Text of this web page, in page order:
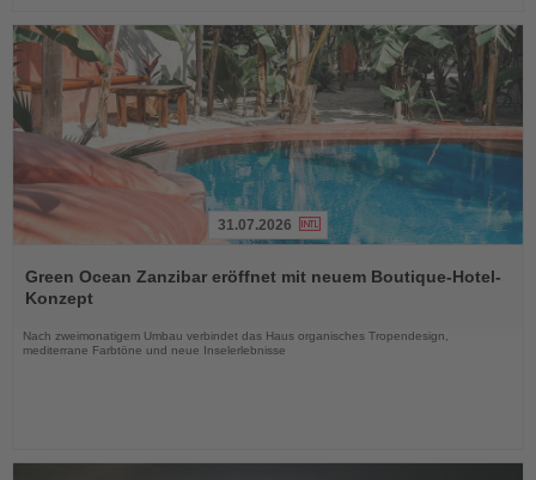
Sie
die
Nachrichten
31.07.2026
Green Ocean Zanzibar eröffnet mit neuem Boutique-Hotel-
Konzept
Nach zweimonatigem Umbau verbindet das Haus organisches Tropendesign,
mediterrane Farbtöne und neue Inselerlebnisse